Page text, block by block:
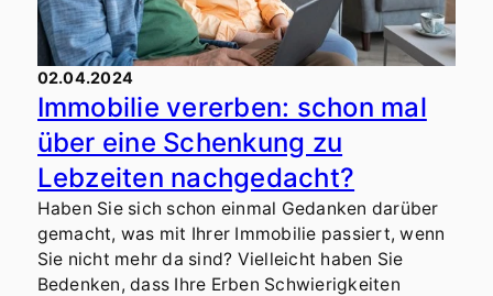
02.04.2024
Immobilie vererben: schon mal
über eine Schenkung zu
Lebzeiten nachgedacht?
Haben Sie sich schon einmal Gedanken darüber
gemacht, was mit Ihrer Immobilie passiert, wenn
Sie nicht mehr da sind? Vielleicht haben Sie
Bedenken, dass Ihre Erben Schwierigkeiten